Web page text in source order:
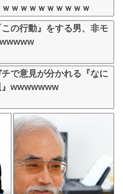
ｗｗｗｗｗｗｗｗｗｗ
の行動』をする男、非モ
で意見が分かれる『なに
』wwwwwww